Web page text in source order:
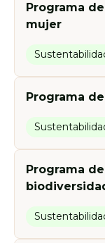
Programa
mujer
Programa
Programa